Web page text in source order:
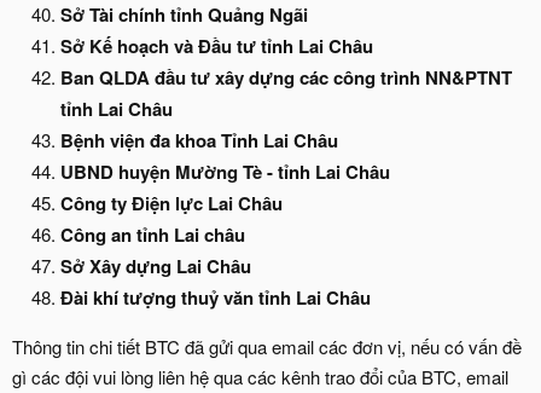
Sở Tài chính tỉnh Quảng Ngãi
Sở Kế hoạch và Đầu tư tỉnh Lai Châu
Ban QLDA đầu tư xây dựng các công trình NN&PTNT
tỉnh Lai Châu
Bệnh viện đa khoa Tỉnh Lai Châu
UBND huyện Mường Tè - tỉnh Lai Châu
Công ty Điện lực Lai Châu
Công an tỉnh Lai châu
Sở Xây dựng Lai Châu
Đài khí tượng thuỷ văn tỉnh Lai Châu
Thông tin chi tiết BTC đã gửi qua email các đơn vị, nếu có vấn đề
gì các đội vui lòng liên hệ qua các kênh trao đổi của BTC, email